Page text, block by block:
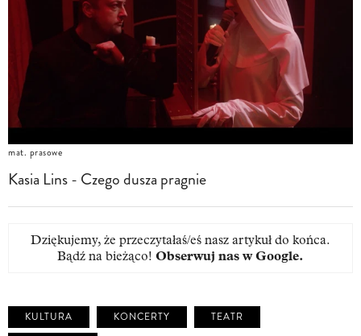
mat. prasowe
Kasia Lins - Czego dusza pragnie
Dziękujemy, że przeczytałaś/eś nasz artykuł do końca.
Bądź na bieżąco! Obserwuj nas w Google.
KULTURA KONCERTY
TEATR